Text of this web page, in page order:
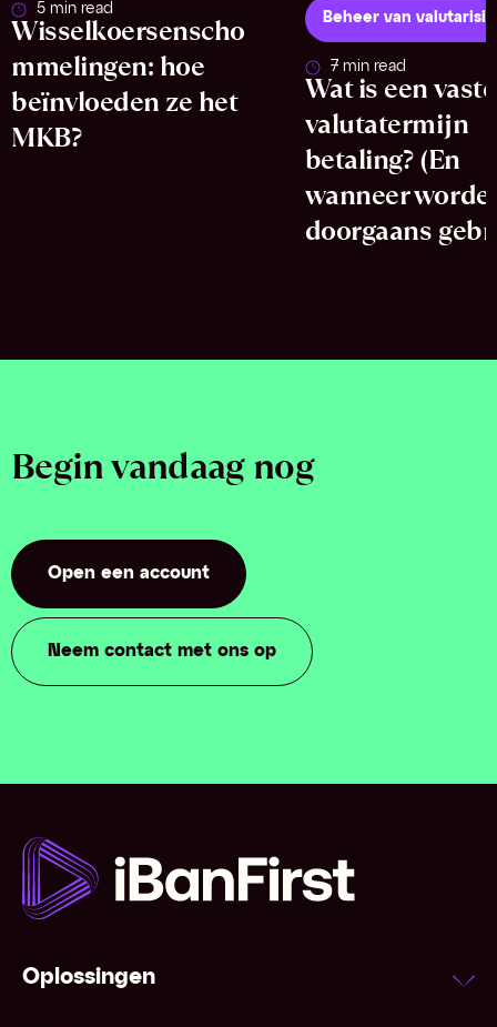
5 min read
Wisselkoersenscho
mmelingen: hoe
beïnvloeden ze het
MKB?
Beheer van
7 min read
Wat is een vaste
valutatermijn
betaling? (En
wanneer
doorgaans
Begin vandaag nog
Open een account
Neem contact met ons op
Oplossingen